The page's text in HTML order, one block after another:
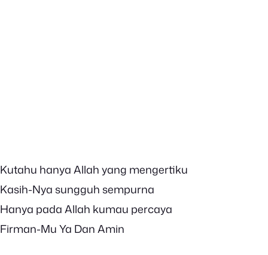
Kutahu hanya Allah yang mengertiku
Kasih-Nya sungguh sempurna
Hanya pada Allah kumau percaya
Firman-Mu Ya Dan Amin